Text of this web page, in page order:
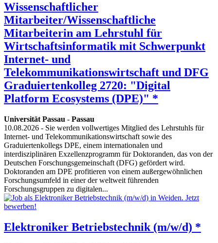
Wissenschaftlicher
Mitarbeiter/Wissenschaftliche
Mitarbeiterin am Lehrstuhl für
Wirtschaftsinformatik mit Schwerpunkt
Internet- und
Telekommunikationswirtschaft und DFG
Graduiertenkolleg 2720: "Digital
Platform Ecosystems (DPE)" *
Universität Passau - Passau
10.08.2026 - Sie werden vollwertiges Mitglied des Lehrstuhls für
Internet- und Telekommunikationswirtschaft sowie des
Graduiertenkollegs DPE, einem internationalen und
interdisziplinären Exzellenzprogramm für Doktoranden, das von der
Deutschen Forschungsgemeinschaft (DFG) gefördert wird.
Doktoranden am DPE profitieren von einem außergewöhnlichen
Forschungsumfeld in einer der weltweit führenden
Forschungsgruppen zu digitalen...
Elektroniker Betriebstechnik (m/w/d) *